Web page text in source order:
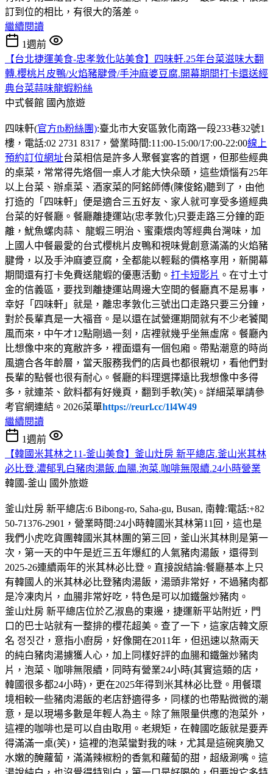
訂到位的相比，有很大的落差。
繼續閱讀
1週前
【台北捷運美食-忠孝敦化站美食】四味軒.25年台菜滋味大翻
轉.櫻桃片皮鴨/火焰豬腱骨/手沖麻婆豆腐.開幕期間打卡還送經
典台菜蒜味龍蝦粉絲
中式餐館 國內旅遊
四味軒(官方fb粉絲團):臺北市大安區敦化南路一段233巷32號1
樓，電話:02 2731 8317，營業時間:11:00-15:00/17:00-22:00線上
預約訂位網址台菜相信是許多人聚餐宴客的首選，但那些經典
的桌菜，常常得先烙個一桌人才能大快朵頤，這些煩惱有25年
以上台菜、辦桌菜、酒家菜的阿銘師傅(陳俊銘)聽到了，由他
打造的「四味軒」便是適合三五好友、家人就可享受多道經典
台菜的好餐廳。餐廳離捷運站(忠孝敦化)只要走路三分鐘的距
離，魷魚螺肉蒜、 龍蝦三明治、蜜棗煨肉等經典台灣味，加
上國人中餐最愛的台式櫻桃片皮鴨和視味覺創意滿滿的火焰豬
腱骨，以及手沖麻婆豆腐，全都能以輕鬆的價格享用，新開幕
期間還有打卡免費送龍蝦的優惠活動。 打卡短影片 。在寸土寸
金的信義區，要找到離捷運站周邊大空間的餐廳真不是易事，
幸好「四味軒」就是，離忠孝敦化三號出口走路只要三分鐘，
對於長輩真是一大福音。是以還在試營運期間就有不少老饕聞
風而來，中午才12點剛過一刻，店裡就幾乎坐無虛席。餐廳內
比想像中來的寬敝許多，裡面還有一個包廂。帶點潮意的時尚
風適合各年齡層，當天服務我們的店員也都很親切，看他們對
長輩的點餐也很有耐心。餐廳的料理選擇遠比我想像中多得
多，就連茶、飲料都有好幾頁，翻到手軟(笑)。詳細菜單請參
考官網連結。2026菜單https://reurl.cc/1l4W49
繼續閱讀
1週前
【韓國米其林之11-釜山美食】釜山灶房 新平總店.釜山米其林
必比登.濃郁乳白豬肉湯飯.血腸.泡菜.咖啡無限續.24小時營業
韓國-釜山 國外旅遊
釜山灶房 新平總店:6 Bibong-ro, Saha-gu, Busan, 南韓:電話:+82
50-71376-2901，營業時間:24小時韓國米其林第11回，這也是
我們小虎吃貨團韓國米其林團的第三回，釜山米其林則是第一
次，第一天的中午是近三五年爆紅的人氣豬肉湯飯，還得到
2025-26連續兩年的米其林必比登。直接說結論:餐廳基本上只
有韓國人的米其林必比登豬肉湯飯，湯頭非常好，不過豬肉都
是冷凍肉片，血腸非常好吃，特色是可以加鐵盤炒豬肉。
釜山灶房 新平總店位於乙淑島的東邊，捷運新平站附近，門
口的巴士站就有一整排的櫻花超美。查了一下，這家店韓文原
名 정짓간，意指小廚房，好像開在2011年，但迅速以熬兩天
的純白豬肉湯擄獲人心，加上同樣好評的血腸和鐵盤炒豬肉
片，泡菜、咖啡無限續，同時有營業24小時(其實這類的店，
韓國很多都24小時)，更在2025年得到米其林必比登。用餐環
境相較一些豬肉湯飯的老店舒適得多，同樣的也帶點微微的潮
意，是以現場多數是年輕人為主。除了無限量供應的泡菜外，
這裡的咖啡也是可以自由取用。老規矩，在韓國吃飯就是要弄
得滿滿一桌(笑)，這裡的泡菜蠻對我的味，尤其是這碗爽脆又
水嫩的醃蘿蔔，滿滿辣椒粉的香氣和蘿蔔的甜，超級涮嘴。這